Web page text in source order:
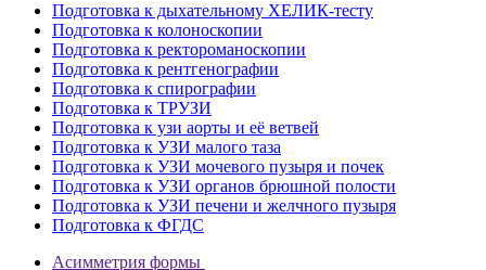
Подготовка к дыхательному ХЕЛИК-тесту
Подготовка к колоноскопии
Подготовка к ректороманоскопии
Подготовка к рентгенографии
Подготовка к спирографии
Подготовка к ТРУЗИ
Подготовка к узи аорты и её ветвей
Подготовка к УЗИ малого таза
Подготовка к УЗИ мочевого пузыря и почек
Подготовка к УЗИ органов брюшной полости
Подготовка к УЗИ печени и желчного пузыря
Подготовка к ФГДС
Асимметрия формы